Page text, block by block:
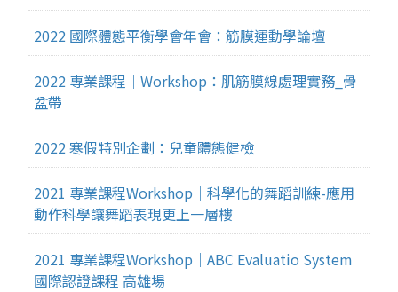
2022 國際體態平衡學會年會：筋膜運動學論壇
2022 專業課程｜Workshop：肌筋膜線處理實務_骨
盆帶
2022 寒假特別企劃：兒童體態健檢
2021 專業課程Workshop｜科學化的舞蹈訓練-應用
動作科學讓舞蹈表現更上一層樓
2021 專業課程Workshop｜ABC Evaluatio System
國際認證課程 高雄場